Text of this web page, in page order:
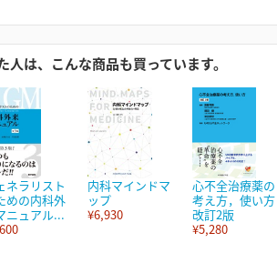
人は、こんな商品も買っています。
ネラリスト
めの内科外
ニュアル...
内科マインドマ
ップ
¥6,930
心不全治療薬の
考え方，使い方
改訂2版
¥5,280